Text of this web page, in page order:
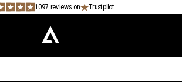
1097 reviews on Trustpilot